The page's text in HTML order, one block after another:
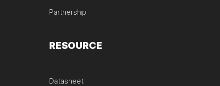
Partnership
RESOURCE
Datasheet